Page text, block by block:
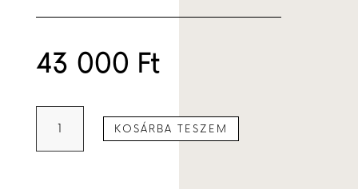
43 000 Ft
Háromhasáb
medál
rubinnal
KOSÁRBA TESZEM